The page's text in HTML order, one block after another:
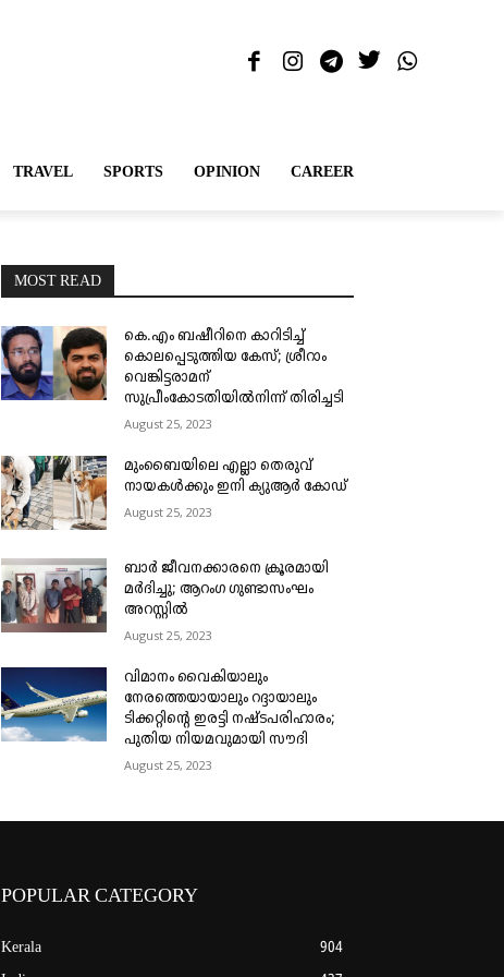
TRAVEL SPORTS OPINION CAREER
MOST READ
കെ.എം ബഷീറിനെ കാറിടിച്ച്
കൊലപ്പെടുത്തിയ കേസ്; ശ്രീറാം
വെങ്കിട്ടരാമന്
സുപ്രീംകോടതിയിൽനിന്ന് തിരിച്ചടി
August 25, 2023
മുംബൈയിലെ എല്ലാ തെരുവ്
നായകൾക്കും ഇനി ക്യുആർ കോഡ്
August 25, 2023
ബാർ ജീവനക്കാരനെ ക്രൂരമായി
മർദിച്ചു; ആറംഗ ഗുണ്ടാസംഘം
അറസ്റ്റിൽ
August 25, 2023
വിമാനം വൈകിയാലും
നേരത്തെയായാലും റദ്ദായാലും
ടിക്കറ്റിന്റെ ഇരട്ടി നഷ്ടപരിഹാരം;
പുതിയ നിയമവുമായി സൗദി
August 25, 2023
POPULAR CATEGORY
Kerala
904